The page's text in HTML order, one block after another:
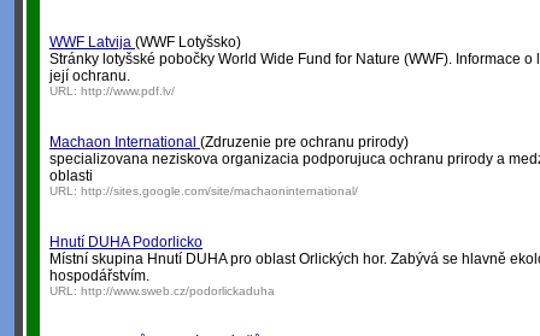
WWF Latvija (WWF Lotyšsko)
Stránky lotyšské pobočky World Wide Fund for Nature (WWF). Informace
její ochranu.
URL: http://www.pdf.lv/
Machaon International (Zdruzenie pre ochranu prirody)
specializovana neziskova organizacia podporujuca ochranu prirody a
oblasti
URL: http://sites.google.com/site/machaoninternational/
Hnutí DUHA Podorlicko
Místní skupina Hnutí DUHA pro oblast Orlických hor. Zabývá se hlavně
hospodářstvím.
URL: http://www.sweb.cz/podorlickaduha